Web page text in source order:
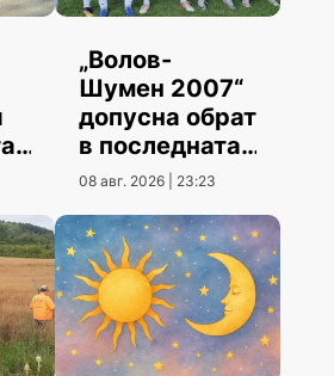
„Волов-
Шумен 2007“
допусна обрат
в последната
контрола
08 авг. 2026 | 23:23